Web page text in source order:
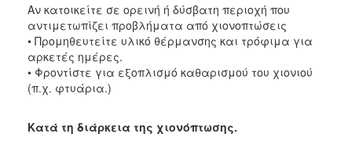
Αν κατοικείτε σε ορεινή ή δύσβατη περιοχή που
αντιμετωπίζει προβλήματα από χιονοπτώσεις
• Προμηθευτείτε υλικό θέρμανσης και τρόφιμα για
αρκετές ημέρες.
• Φροντίστε για εξοπλισμό καθαρισμού του χιονιού
(π.χ. φτυάρια.)
Κατά τη διάρκεια της χιονόπτωσης.